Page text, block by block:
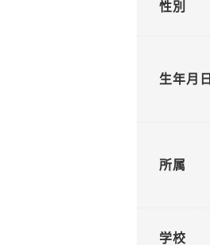
性別
生年月日
所属
学校